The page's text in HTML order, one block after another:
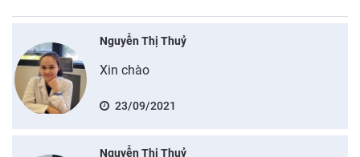
Nguyễn Thị Thuỷ
Xin chào
23/09/2021
Nguyễn Thị Thuỷ